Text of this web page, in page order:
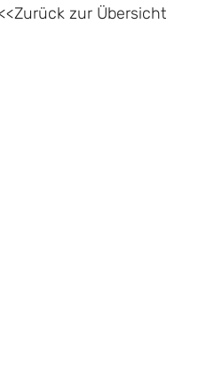
Zurück zur Übersicht